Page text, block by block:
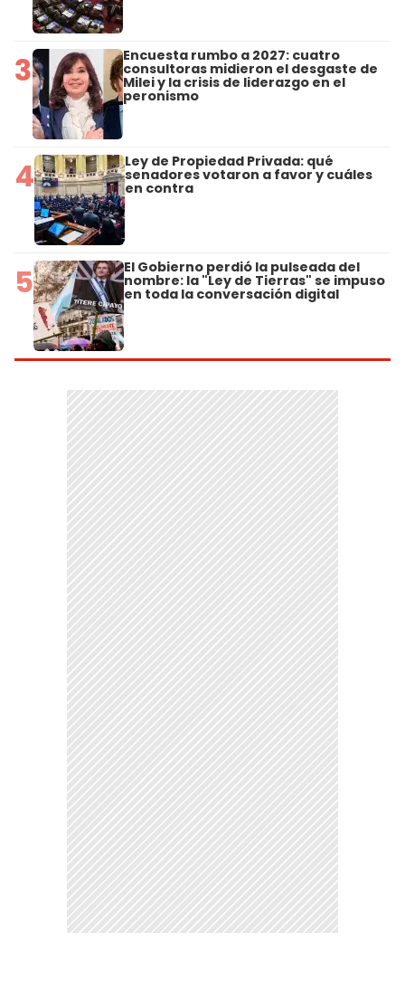
3 Encuesta rumbo a 2027: cuatro
consultoras midieron el desgaste de
Milei y la crisis de liderazgo en el
peronismo
4 Ley de Propiedad Privada: qué
senadores votaron a favor y cuáles
en contra
5 El Gobierno perdió la pulseada del
nombre: la "Ley de Tierras" se impuso
en toda la conversación digital